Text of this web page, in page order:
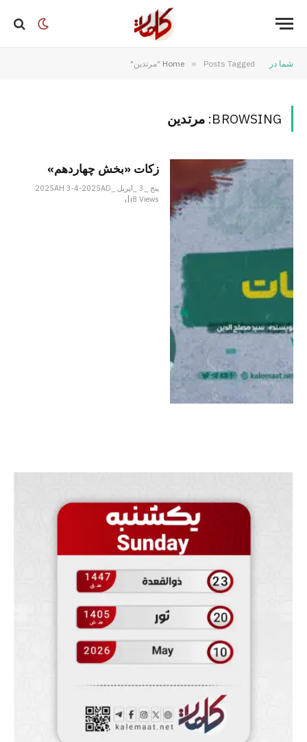
شما در Home » Posts Tagged "مرتدین"
BROWSING: مرتدین
زکات «بخش چهاردهم»
پنج _3 _اپریل _2025AH 3-4-2025AD
8Views